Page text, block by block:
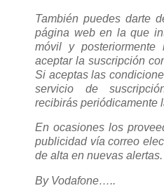
También puedes darte
página web en la que
móvil y
aceptar la suscripción
Si aceptas las
servicio de
recibirás periódicamente
En ocasiones los
publicidad vía correo
de alta en nuevas alertas.
By Vodafone…..